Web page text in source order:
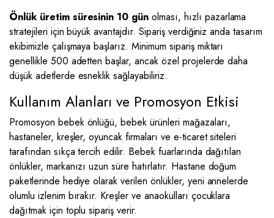
Önlük üretim süresinin 10 gün olması, hızlı pazarlama
stratejileri için büyük avantajdır. Sipariş verdiğiniz anda tasarım
ekibimizle çalışmaya başlarız. Minimum sipariş miktarı
genellikle 500 adetten başlar, ancak özel projelerde daha
düşük adetlerde esneklik sağlayabiliriz.
Kullanım Alanları ve Promosyon Etkisi
Promosyon bebek önlüğü, bebek ürünleri mağazaları,
hastaneler, kreşler, oyuncak firmaları ve e-ticaret siteleri
tarafından sıkça tercih edilir. Bebek fuarlarında dağıtılan
önlükler, markanızı uzun süre hatırlatır. Hastane doğum
paketlerinde hediye olarak verilen önlükler, yeni annelerde
olumlu izlenim bırakır. Kreşler ve anaokulları çocuklara
dağıtmak için toplu sipariş verir.